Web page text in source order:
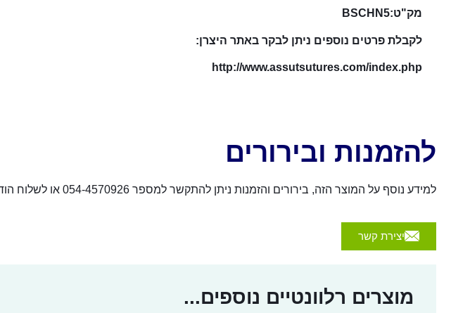
מק"ט:BSCHN5
לקבלת פרטים נוספים ניתן לבקר באתר היצרן:
http://www.assutsutures.com/index.php
להזמנות ובירורים
למידע נוסף על המוצר הזה, בירורים והזמנות ניתן להתקשר למספר 054-4570926 או לשלוח הודעה באמצעות הכפתור להלן:
יצירת קשר
מוצרים רלוונטיים נוספים...